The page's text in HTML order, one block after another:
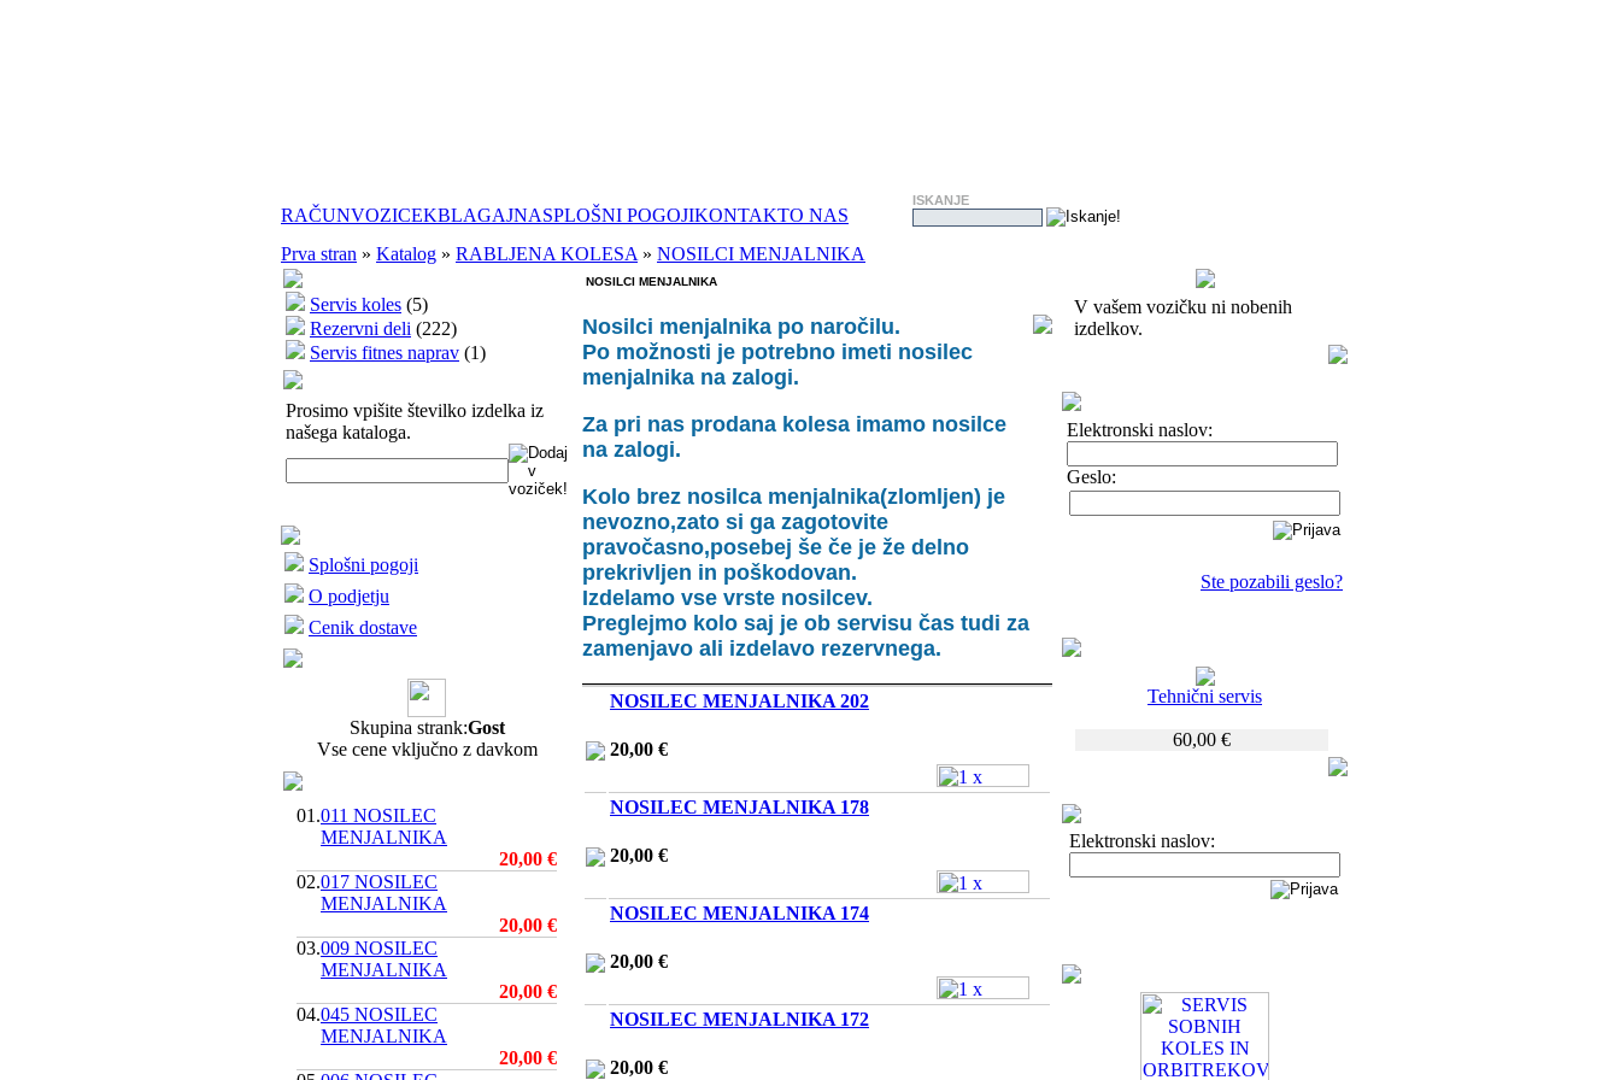
RAČUNVOZICEKBLAGAJNASPLOŠNI POGOJIKONTAKTO NAS
ISKANJE
Prva stran » Katalog » RABLJENA KOLESA » NOSILCI MENJALNIKA
Servis koles (5)
Rezervni deli (222)
Servis fitnes naprav (1)
Prosimo vpišite številko izdelka iz
našega kataloga.
Splošni pogoji
O podjetju
Cenik dostave
Skupina strank:Gost
Vse cene vključno z davkom
01.011 NOSILEC
MENJALNIKA
20,00 €
02.017 NOSILEC
MENJALNIKA
20,00 €
03.009 NOSILEC
MENJALNIKA
20,00 €
04.045 NOSILEC
MENJALNIKA
20,00 €
NOSILCI MENJALNIKA
Nosilci menjalnika po naročilu.
Po možnosti je potrebno imeti nosilec
menjalnika na zalogi.
Za pri nas prodana kolesa imamo nosilce
na zalogi.
Kolo brez nosilca menjalnika(zlomljen) je
nevozno,zato si ga zagotovite
pravočasno,posebej še če je že delno
prekrivljen in poškodovan.
Izdelamo vse vrste nosilcev.
Preglejmo kolo saj je ob servisu čas tudi za
zamenjavo ali izdelavo rezervnega.
NOSILEC MENJALNIKA 202
20,00 €
NOSILEC MENJALNIKA 178
20,00 €
NOSILEC MENJALNIKA 174
20,00 €
NOSILEC MENJALNIKA 172
20,00 €
V vašem vozičku ni nobenih
izdelkov.
Elektronski naslov:
Geslo:
Ste pozabili geslo?
Tehnični servis
60,00 €
Elektronski naslov: